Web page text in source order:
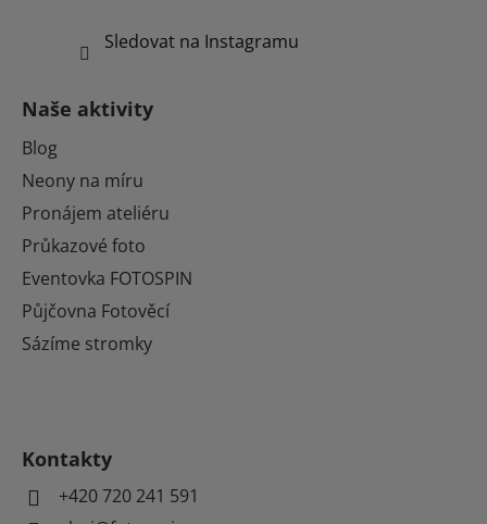
Sledovat na Instagramu
Naše aktivity
Blog
Neony na míru
Pronájem ateliéru
Průkazové foto
Eventovka FOTOSPIN
Půjčovna Fotověcí
Sázíme stromky
Kontakty
+420 720 241 591